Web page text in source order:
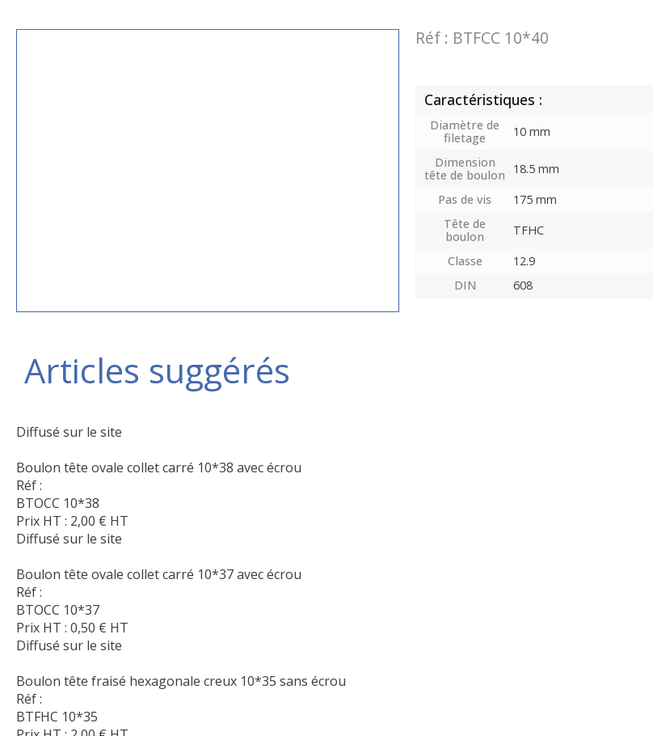
Réf : BTFCC 10*40
Caractéristiques :
Diamètre de
filetage
10 mm
Dimension
tête de boulon
18.5 mm
Pas de vis
175 mm
Tête de
boulon
TFHC
Classe
12.9
DIN
608
Articles suggérés
Diffusé sur le site
Boulon tête ovale collet carré 10*38 avec écrou
Réf :
BTOCC 10*38
Prix HT : 2,00 € HT
Diffusé sur le site
Boulon tête ovale collet carré 10*37 avec écrou
Réf :
BTOCC 10*37
Prix HT : 0,50 € HT
Diffusé sur le site
Boulon tête fraisé hexagonale creux 10*35 sans écrou
Réf :
BTFHC 10*35